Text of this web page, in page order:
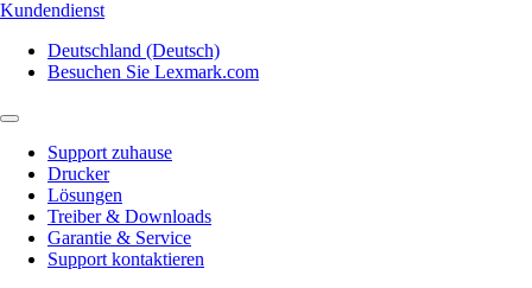
Kundendienst
Deutschland (Deutsch)
Besuchen Sie Lexmark.com
Support zuhause
Drucker
Lösungen
Treiber & Downloads
Garantie & Service
Support kontaktieren